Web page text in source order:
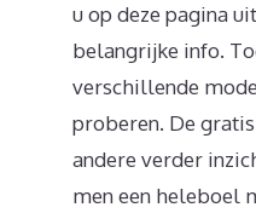
u op deze pagina
belangrijke info.
verschillende
proberen. De
andere verder
men een heleboel